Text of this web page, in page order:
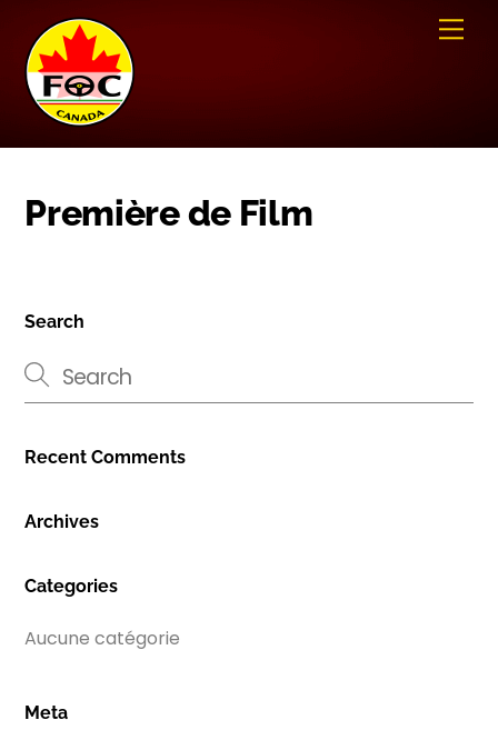
content
Première de Film
Search
Recent Comments
Archives
Categories
Aucune catégorie
Meta